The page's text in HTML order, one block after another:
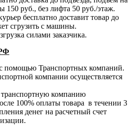
150 руб., без лифта 50 руб./этаж.
бесплатно доставит товар до
сгрузить с машины.
силами заказчика.
помощью Транспортных компаний.
компании осуществляется
транспортную компанию
100% оплаты товара в течении 3
денег на расчетный счет